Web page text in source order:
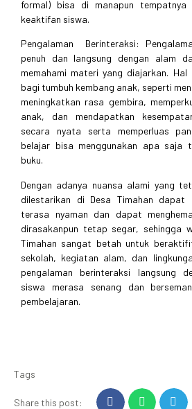
formal) bisa di manapun
keaktifan siswa.
Pengalaman Berinteraksi:
penuh dan langsung dengan alam
memahami materi yang diajarkan.
bagi tumbuh kembang anak, seperti
meningkatkan rasa gembira,
anak, dan mendapatkan
secara nyata serta memperluas
belajar bisa menggunakan apa saja
buku.
Dengan adanya nuansa alami yang
dilestarikan di Desa Timahan dapat
terasa nyaman dan dapat
dirasakanpun tetap segar, sehingga
Timahan sangat betah untuk
sekolah, kegiatan alam, dan
pengalaman berinteraksi langsung
siswa merasa senang dan
pembelajaran.
Tags
Share this post: